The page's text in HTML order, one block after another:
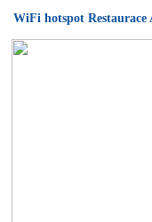
WiFi hotspot